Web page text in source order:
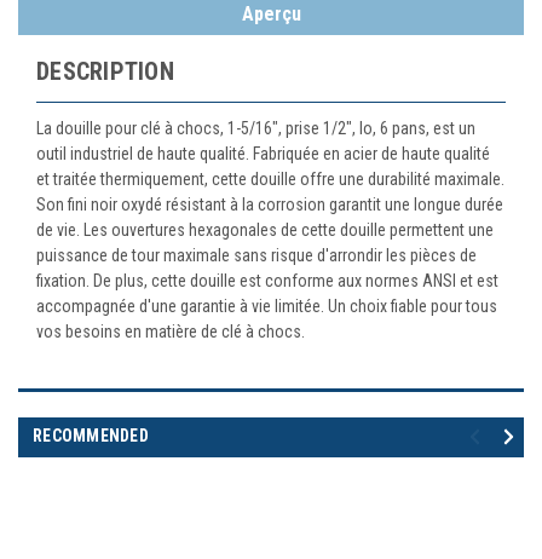
Aperçu
DESCRIPTION
La douille pour clé à chocs, 1-5/16", prise 1/2", lo, 6 pans, est un
outil industriel de haute qualité. Fabriquée en acier de haute qualité
et traitée thermiquement, cette douille offre une durabilité maximale.
Son fini noir oxydé résistant à la corrosion garantit une longue durée
de vie. Les ouvertures hexagonales de cette douille permettent une
puissance de tour maximale sans risque d'arrondir les pièces de
fixation. De plus, cette douille est conforme aux normes ANSI et est
accompagnée d'une garantie à vie limitée. Un choix fiable pour tous
vos besoins en matière de clé à chocs.
RECOMMENDED